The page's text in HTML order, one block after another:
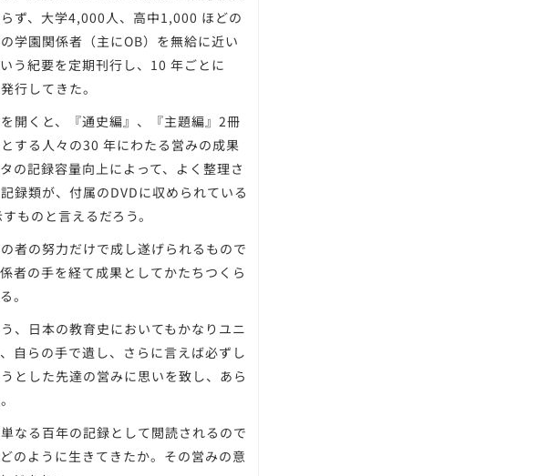
ず、大学4,000人、高中1,000 ほどの
学園関係者（主にOB）を無給に近い
う紀要を定期刊行し、10 年ごとに
行してきた。
開くと、『通史編』、『主題編』2冊
する人々の30 年にわたる営みの成果
の記録容量向上によって、よく整理さ
録類が、付属のDVDに収められている
ものと言えるだろう。
者の努力だけで成し遂げられるもので
者の手を経て成果としてかたちつくら
。
、日本の教育史においてもかなりユニ
自らの手で遺し、さらに言えば必ずし
とした先達の営みに思いを致し、あら
なる百年の記録として閲読されるので
のように生きてきたか。その営みの意